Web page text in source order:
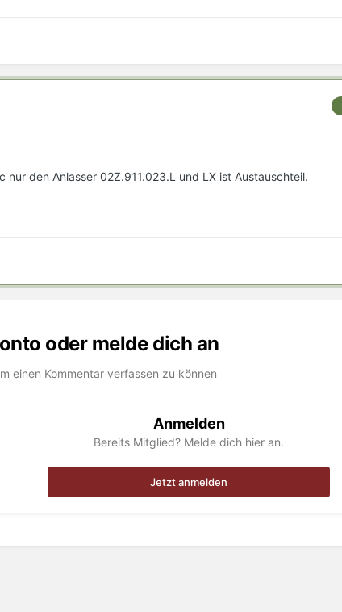
den Anlasser 02Z.911.023.L und LX ist Austauschteil.
oder melde dich an
einen Kommentar verfassen zu können
Anmelden
Bereits Mitglied? Melde dich hier an.
Jetzt anmelden